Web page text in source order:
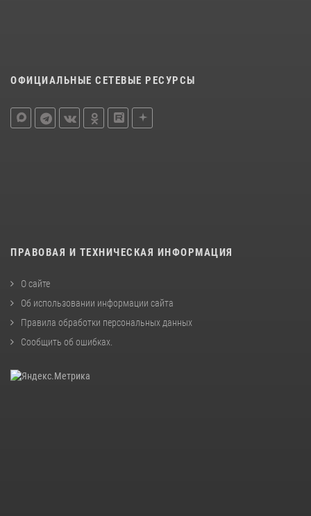
ОФИЦИАЛЬНЫЕ СЕТЕВЫЕ РЕСУРСЫ
ПРАВОВАЯ И ТЕХНИЧЕСКАЯ ИНФОРМАЦИЯ
О сайте
Об использовании информации сайта
Правила обработки персональных данных
Сообщить об ошибках